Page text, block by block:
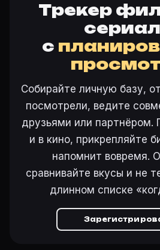
Трекер
с
Собирайте личную базу,
посмотрели, ведите
друзьями или партнёром.
и в кино, прикрепляйте
напомнит вовремя.
сравнивайте вкусы и не
длинном списке